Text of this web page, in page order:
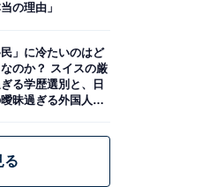
当の理由」
民」に冷たいのはど
のか？ スイスの厳
る学歴選別と、日
昧過ぎる外国人政
る